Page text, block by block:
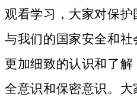
观看学习，大家对保
与我们的国家安全和
更加细致的认识和了
全意识和保密意识。